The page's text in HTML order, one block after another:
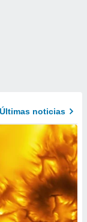
Últimas noticias